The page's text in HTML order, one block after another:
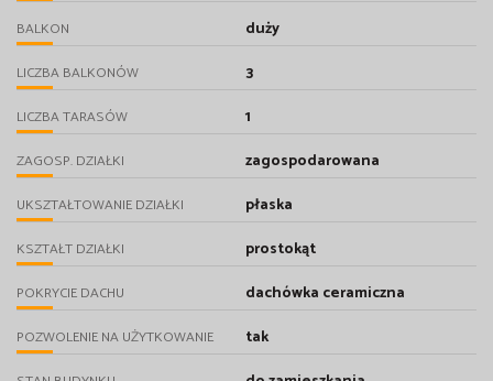
BALKON duży
LICZBA BALKONÓW 3
LICZBA TARASÓW 1
ZAGOSP. DZIAŁKI zagospodarowana
UKSZTAŁTOWANIE DZIAŁKI płaska
KSZTAŁT DZIAŁKI prostokąt
POKRYCIE DACHU dachówka ceramiczna
POZWOLENIE NA UŻYTKOWANIE tak